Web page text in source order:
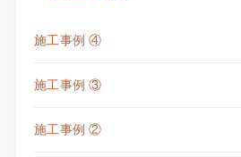
施工事例 ④
施工事例 ③
施工事例 ②